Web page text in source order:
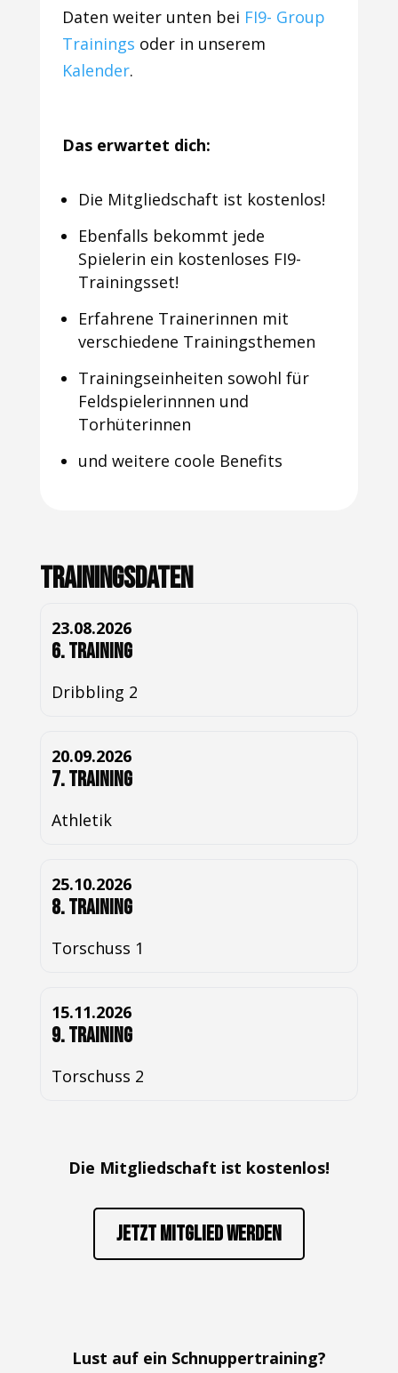
Daten weiter unten bei FI9- Group
Trainings oder in unserem
Kalender.
Das erwartet dich:
Die Mitgliedschaft ist kostenlos!
Ebenfalls bekommt jede
Spielerin ein kostenloses FI9-
Trainingsset!
Erfahrene Trainerinnen mit
verschiedene Trainingsthemen
Trainingseinheiten sowohl für
Feldspielerinnnen und
Torhüterinnen
und weitere coole Benefits
Trainingsdaten
23.08.2026
6. Training
Dribbling 2
20.09.2026
7. Training
Athletik
25.10.2026
8. Training
Torschuss 1
15.11.2026
9. Training
Torschuss 2
Die Mitgliedschaft ist kostenlos!
Jetzt Mitglied werden
Lust auf ein Schnuppertraining?